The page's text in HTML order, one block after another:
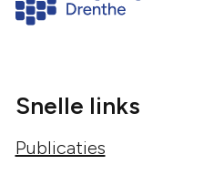
Snelle links
Publicaties